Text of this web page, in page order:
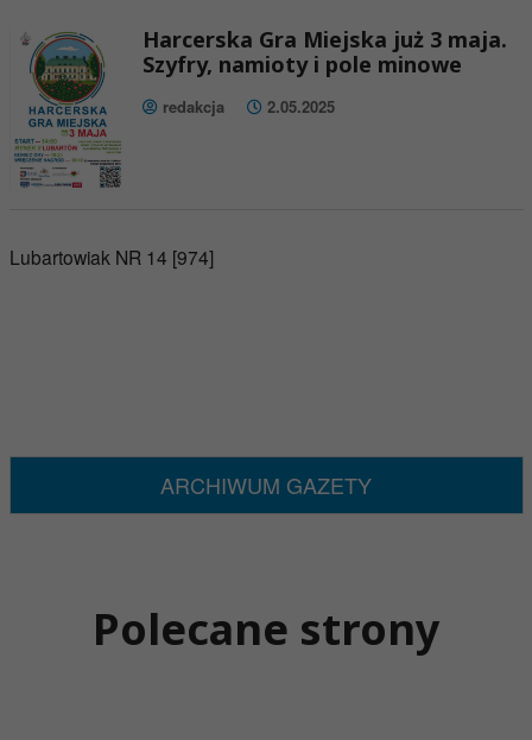
Harcerska Gra Miejska już 3 maja.
Szyfry, namioty i pole minowe
redakcja 2.05.2025
Lubartowiak NR 14 [974]
ARCHIWUM GAZETY
Polecane strony